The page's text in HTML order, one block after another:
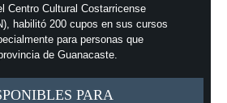
Centro Cultural Costarricense
habilitó 200 cupos en sus cursos
para personas que
de Guanacaste.
PARA